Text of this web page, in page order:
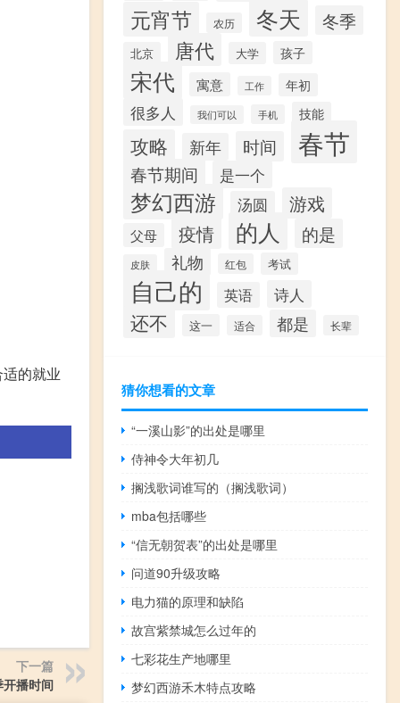
的就业
下一篇
播时间
元宵节 农历 冬天 冬季
北京 唐代 大学 孩子
宋代 寓意 工作 年初
很多人 我们可以 手机 技能
攻略 新年 时间 春节
春节期间 是一个
梦幻西游 汤圆 游戏
父母 疫情 的人 的是
皮肤 礼物 红包 考试
自己的 英语 诗人
还不 这一 适合 都是 长辈
猜你想看的文章
“一溪山影”的出处是哪里
侍神令大年初几
搁浅歌词谁写的（搁浅歌词）
mba包括哪些
“信无朝贺表”的出处是哪里
问道90升级攻略
电力猫的原理和缺陷
故宫紫禁城怎么过年的
七彩花生产地哪里
梦幻西游禾木特点攻略